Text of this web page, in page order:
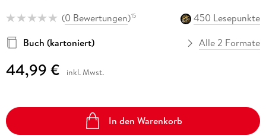
(0 Bewertungen)15
450 Lesepunkte
Buch (kartoniert)
Alle 2 Formate
44,99 € inkl. Mwst.
In den Warenkorb